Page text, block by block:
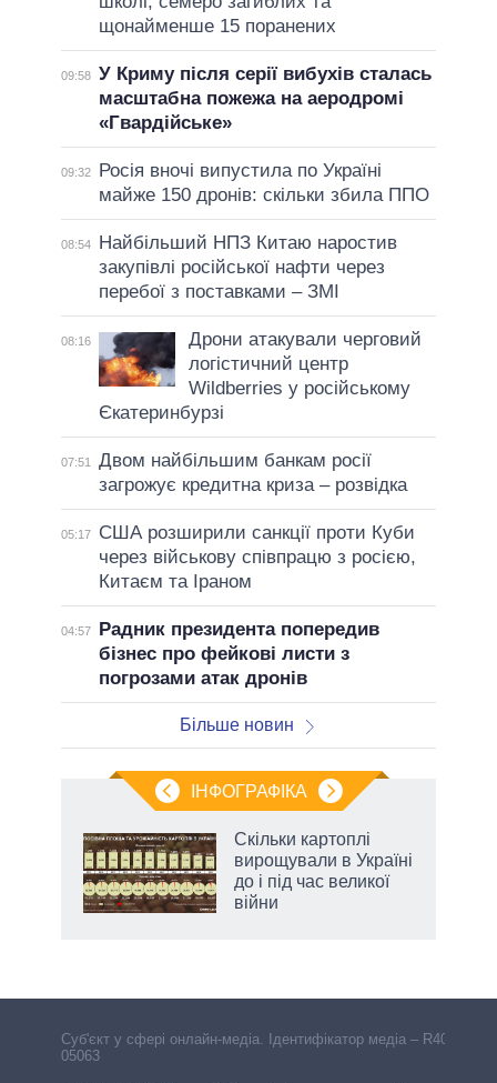
щонайменше 15 поранених
09:58 У Криму після серії вибухів сталась
масштабна пожежа на аеродромі
«Гвардійське»
09:32
Росія вночі випустила по Україні
майже 150 дронів: скільки збила ППО
08:54
Найбільший НПЗ Китаю наростив
закупівлі російської нафти через
перебої з поставками – ЗМІ
08:16
Дрони атакували черговий
логістичний центр
Wildberries у російському
Єкатеринбурзі
07:51
Двом найбільшим банкам росії
загрожує кредитна криза – розвідка
05:17
США розширили санкції проти Куби
через військову співпрацю з росією,
Китаєм та Іраном
04:57
Радник президента попередив
бізнес про фейкові листи з
погрозами атак дронів
Більше новин
ІНФОГРАФІКА
Скільки картоплі
вирощували в Україні
до і під час великої
війни
Cуб'єкт у сфері онлайн-медіа. Ідентифікатор медіа – R40-
05063